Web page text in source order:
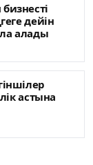
дейін
алады
астына